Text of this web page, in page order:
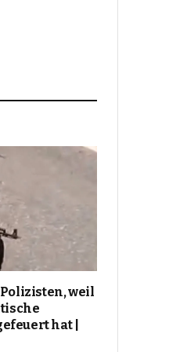
weil
hat |